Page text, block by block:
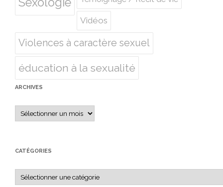
Vidéos
Violences à caractère sexuel
éducation à la sexualité
ARCHIVES
Archives
CATÉGORIES
Catégories